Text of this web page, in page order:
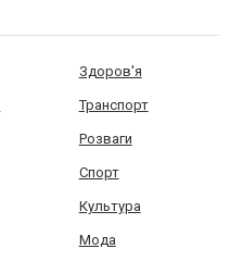
Здоров'я
Транспорт
Розваги
Спорт
Культура
Мода